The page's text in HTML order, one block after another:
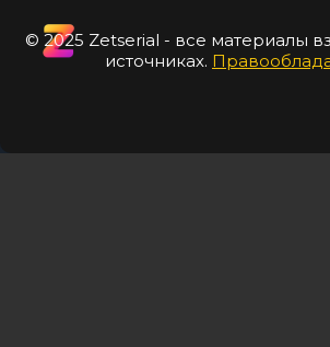
© 2025 Zetserial - все материалы
источниках.